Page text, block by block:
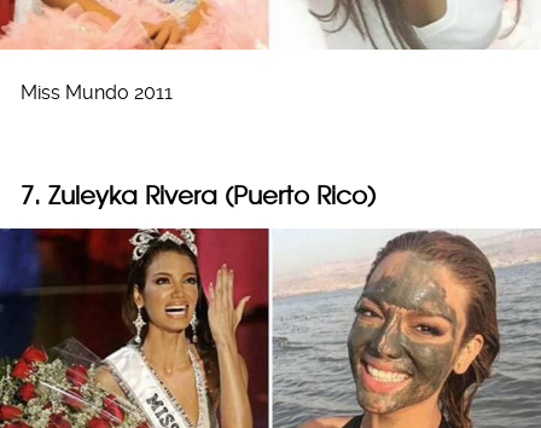
Miss Mundo 2011
7. Zuleyka Rivera (Puerto Rico)